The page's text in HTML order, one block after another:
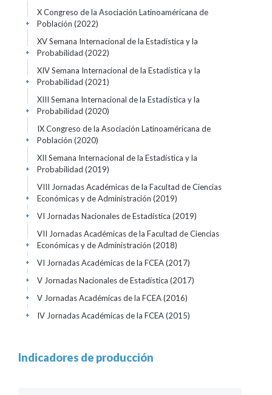
X Congreso de la Asociación Latinoaméricana de
Población (2022)
+
XV Semana Internacional de la Estadística y la
Probabilidad (2022)
+
XIV Semana Internacional de la Estadística y la
Probabilidad (2021)
+
XIII Semana Internacional de la Estadística y la
Probabilidad (2020)
+
IX Congreso de la Asociación Latinoaméricana de
Población (2020)
+
XII Semana Internacional de la Estadística y la
Probabilidad (2019)
+
VIII Jornadas Académicas de la Facultad de Ciencias
Económicas y de Administración (2019)
+
VI Jornadas Nacionales de Estadística (2019)
+
VII Jornadas Académicas de la Facultad de Ciencias
Económicas y de Administración (2018)
+
VI Jornadas Académicas de la FCEA(2017)
+
V Jornadas Nacionales de Estadística (2017)
+
V Jornadas Académicas de la FCEA(2016)
+
IV Jornadas Académicas de la FCEA(2015)
+
Indicadores de producción